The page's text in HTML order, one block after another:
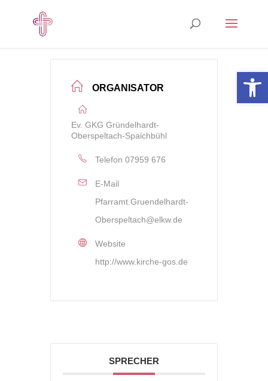
ORGANISATOR
Ev. GKG Gründelhardt-
Oberspeltach-Spaichbühl
Telefon 07959 676
E-Mail
Pfarramt.Gruendelhardt-
Oberspeltach@elkw.de
Website
http://www.kirche-gos.de
SPRECHER